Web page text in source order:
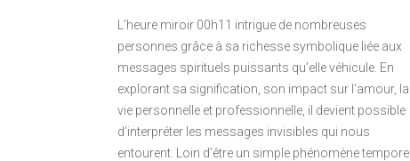
L’heure miroir 00h11 intrigue de nombreuses
personnes grâce à sa richesse symbolique liée aux
messages spirituels puissants qu’elle véhicule. En
explorant sa signification, son impact sur l’amour, la
vie personnelle et professionnelle, il devient possible
d’interpréter les messages invisibles qui nous
entourent. Loin d’être un simple phénomène temporel,